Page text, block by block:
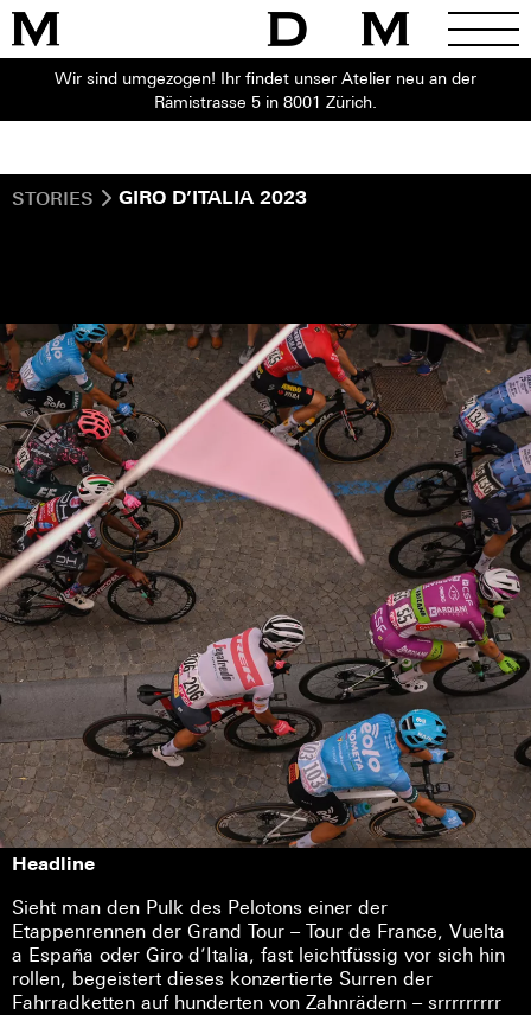
Wir sind umgezogen! Ihr findet unser Atelier neu an der
Rämistrasse 5 in 8001 Zürich.
STORIES GIRO D’ITALIA 2023
Headline
Sieht man den Pulk des Pelotons einer der
Etappenrennen der Grand Tour – Tour de France, Vuelta
a España oder Giro d’Italia, fast leichtfüssig vor sich hin
rollen, begeistert dieses konzertierte Surren der
Fahrradketten auf hunderten von Zahnrädern – srrrrrrrrr